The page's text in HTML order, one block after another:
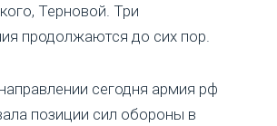
Терновой. Три
продолжаются до сих пор.
сегодня армия рф
позиции сил обороны в